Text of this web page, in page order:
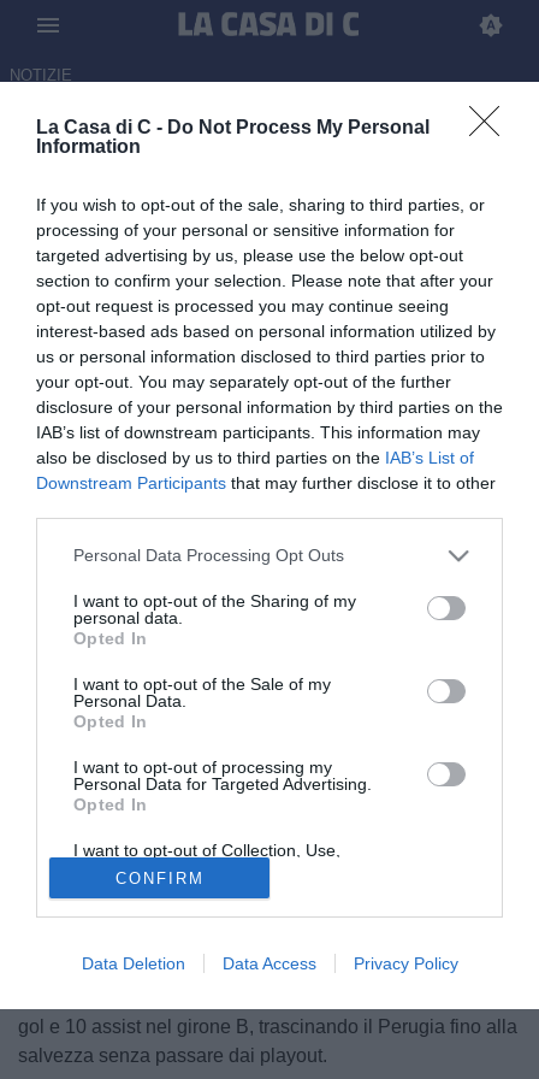
La Casa di C - Do Not Process My Personal
Information
If you wish to opt-out of the sale, sharing to third parties, or
processing of your personal or sensitive information for
targeted advertising by us, please use the below opt-out
section to confirm your selection. Please note that after your
opt-out request is processed you may continue seeing
interest-based ads based on personal information utilized by
us or personal information disclosed to third parties prior to
your opt-out. You may separately opt-out of the further
disclosure of your personal information by third parties on the
IAB’s list of downstream participants. This information may
also be disclosed by us to third parties on the IAB’s List of
Downstream Participants that may further disclose it to other
Personal Data Processing Opt Outs
I want to opt-out of the Sharing of my
personal data.
Opted In
I want to opt-out of the Sale of my
Personal Data.
Opted In
I want to opt-out of processing my
Personal Data for Targeted Advertising.
Opted In
I want to opt-out of Collection, Use,
Retention, Sale, and/or Sharing of my
Personal Data that Is Unrelated with the
Purposes for which it was collected.
Opted Out
CONFIRM
Data Deletion Data Access Privacy Policy
NOTIZIE
Perugia, Daniele Montevago e
i dettagli
28.06.2026 19:00 diMartin Shira
I due classe 2003 del Perugia, potrebbero giocare in Serie B il
prossimo anno: la situazione.
© foto di Stefano Scarpetti
Perugia
Bacchin, entrambi in direzioneModena.
per definire i dettagli dell'operazione. Una volta definiti, si
concluderà l'accordo con il giocatore. Mentre l'esterno
I due, sono stati tra i protagonisti della squadra umbra nel
gol e 10 assist nel girone B, trascinando il Perugia fino alla
salvezza senza passare dai playout.